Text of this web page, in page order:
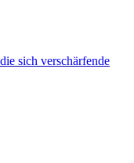
sich verschärfende